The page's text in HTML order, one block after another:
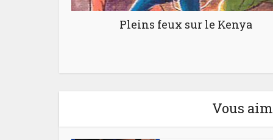
Pleins feux sur le Kenya
Vous